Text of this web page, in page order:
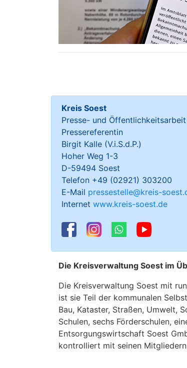
Kreis Soest
Presse- und Öffentlichkeitsarbeit
Pressereferentin
Birgit Kalle (V.i.S.d.P.)
Hoher Weg 1-3
D-59494 Soest
Telefon +49 (02921) 303200
E-Mail pressestelle@kreis-
Internet www.kreis-soest.de
Die Kreisverwaltung Soest im
Die Kreisverwaltung Soest mit
ist sie Teil der kommunalen
Bau, Kataster, Straßen, Umwelt,
Schulen, sechs Förderschulen,
Entsorgungswirtschaft Soest
kontrolliert mit seinen